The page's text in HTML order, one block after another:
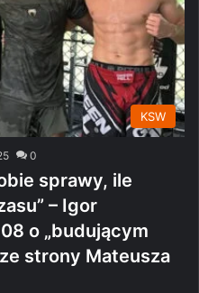
KSW
0
sprawy, ile
– Igor
o „budującym
strony Mateusza